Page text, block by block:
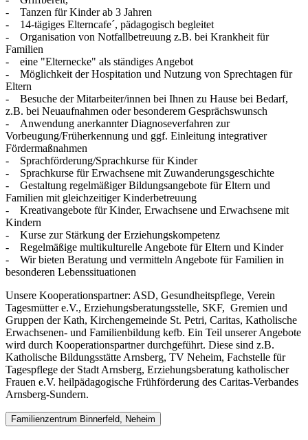
- Tanzen für Kinder ab 3 Jahren
- 14-tägiges Elterncafe´, pädagogisch begleitet
- Organisation von Notfallbetreuung z.B. bei Krankheit für
Familien
- eine "Elternecke" als ständiges Angebot
- Möglichkeit der Hospitation und Nutzung von Sprechtagen für
Eltern
- Besuche der Mitarbeiter/innen bei Ihnen zu Hause bei Bedarf,
z.B. bei Neuaufnahmen oder besonderem Gesprächswunsch
- Anwendung anerkannter Diagnoseverfahren zur
Vorbeugung/Früherkennung und ggf. Einleitung integrativer
Fördermaßnahmen
- Sprachförderung/Sprachkurse für Kinder
- Sprachkurse für Erwachsene mit Zuwanderungsgeschichte
- Gestaltung regelmäßiger Bildungsangebote für Eltern und
Familien mit gleichzeitiger Kinderbetreuung
- Kreativangebote für Kinder, Erwachsene und Erwachsene mit
Kindern
- Kurse zur Stärkung der Erziehungskompetenz
- Regelmäßige multikulturelle Angebote für Eltern und Kinder
- Wir bieten Beratung und vermitteln Angebote für Familien in
besonderen Lebenssituationen
Unsere Kooperationspartner: ASD, Gesundheitspflege, Verein
Tagesmütter e.V., Erziehungsberatungsstelle, SKF, Gremien und
Gruppen der Kath, Kirchengemeinde St. Petri, Caritas, Katholische
Erwachsenen- und Familienbildung kefb. Ein Teil unserer Angebote
wird durch Kooperationspartner durchgeführt. Diese sind z.B.
Katholische Bildungsstätte Arnsberg, TV Neheim, Fachstelle für
Tagespflege der Stadt Arnsberg, Erziehungsberatung katholischer
Frauen e.V. heilpädagogische Frühförderung des Caritas-Verbandes
Arnsberg-Sundern.
Familienzentrum Binnerfeld, Neheim